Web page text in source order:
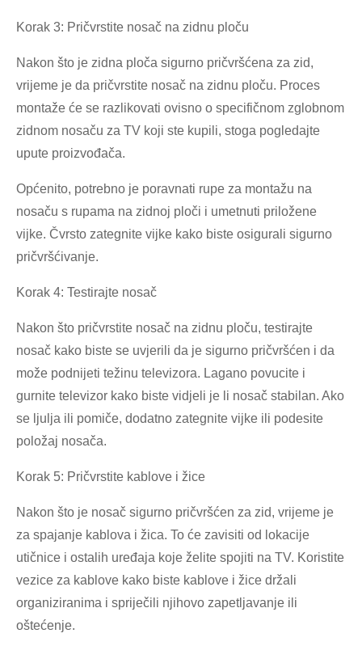
Korak 3: Pričvrstite nosač na zidnu ploču
Nakon što je zidna ploča sigurno pričvršćena za zid,
vrijeme je da pričvrstite nosač na zidnu ploču. Proces
montaže će se razlikovati ovisno o specifičnom zglobnom
zidnom nosaču za TV koji ste kupili, stoga pogledajte
upute proizvođača.
Općenito, potrebno je poravnati rupe za montažu na
nosaču s rupama na zidnoj ploči i umetnuti priložene
vijke. Čvrsto zategnite vijke kako biste osigurali sigurno
pričvršćivanje.
Korak 4: Testirajte nosač
Nakon što pričvrstite nosač na zidnu ploču, testirajte
nosač kako biste se uvjerili da je sigurno pričvršćen i da
može podnijeti težinu televizora. Lagano povucite i
gurnite televizor kako biste vidjeli je li nosač stabilan. Ako
se ljulja ili pomiče, dodatno zategnite vijke ili podesite
položaj nosača.
Korak 5: Pričvrstite kablove i žice
Nakon što je nosač sigurno pričvršćen za zid, vrijeme je
za spajanje kablova i žica. To će zavisiti od lokacije
utičnice i ostalih uređaja koje želite spojiti na TV. Koristite
vezice za kablove kako biste kablove i žice držali
organiziranima i spriječili njihovo zapetljavanje ili
oštećenje.